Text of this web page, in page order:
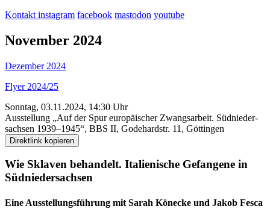
Kontakt instagram facebook mastodon youtube
November 2024
Dezember 2024
Flyer 2024/25
Sonntag, 03.11.2024, 14:30 Uhr
Ausstellung „Auf der Spur euro­päischer Zwangs­­arbeit. Süd­­nieder­­
sachsen 1939–1945“, BBS II, Godehard­str. 11, Göttingen
Direktlink kopieren
Wie Sklaven behandelt. Italienische Gefangene in
Süd­nieder­sachsen
Eine Ausstellungs­führung mit Sarah Könecke und Jakob Fesca